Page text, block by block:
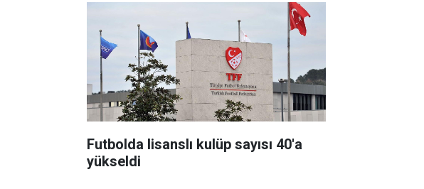
Futbolda lisanslı kulüp sayısı 40'a
yükseldi